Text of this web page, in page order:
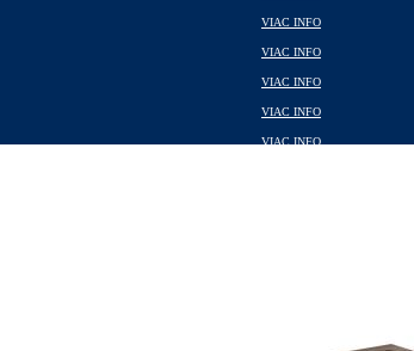
VIAC INFO
VIAC INFO
VIAC INFO
VIAC INFO
VIAC INFO